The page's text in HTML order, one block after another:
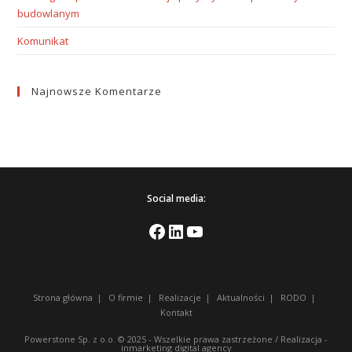
budowlanym
Komunikat
Najnowsze Komentarze
Social media:
Strona główna O firmie Realizacje Aktualności
RODO
Kontakt
Powerstone Sp. z o.o. © 2025 - Wszelkie prawa zastrzeżone / Realizacja -
inmarketing digital agency